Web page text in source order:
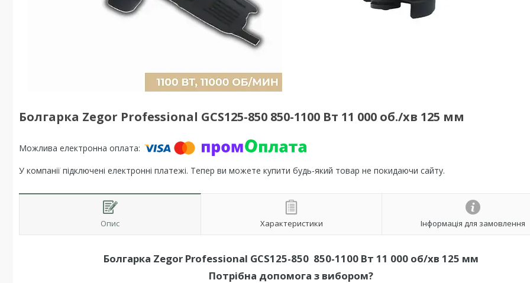
Болгарка Zegor Professional GCS125-850 850-1100 Вт 11 000 об./хв 125 мм
У компанії підключені електронні платежі. Тепер ви можете купити будь-який товар не покидаючи сайту.
Опис Характеристики Інформація для замовлення
Болгарка Zegor Professional GCS125-850 850-1100 Вт 11 000 об/хв 125 мм
Потрібна допомога з вибором?